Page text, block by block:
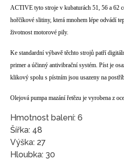
ACTIVE tyto stroje v kubaturách 51, 56 a 62
hořčíkové slitiny, která mnohem lépe odvádí
životnost motorové pily.
Ke standardní výbavě těchto strojů patří
primer a účinný antivibrační systém. Píst je
klikový spolu s pístním jsou usazeny na
Olejová pumpa mazání řetězu je vyrobena z
Hmotnost balení: 6
Šířka: 48
Výška: 27
Hloubka: 30